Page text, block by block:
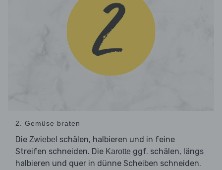
2. Gemüse braten
Die Zwiebel schälen, halbieren und in feine
Streifen schneiden. Die Karotte ggf. schälen, längs
halbieren und quer in dünne Scheiben schneiden.